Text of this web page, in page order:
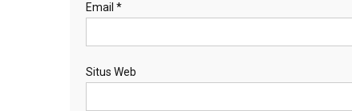
Email *
Situs Web